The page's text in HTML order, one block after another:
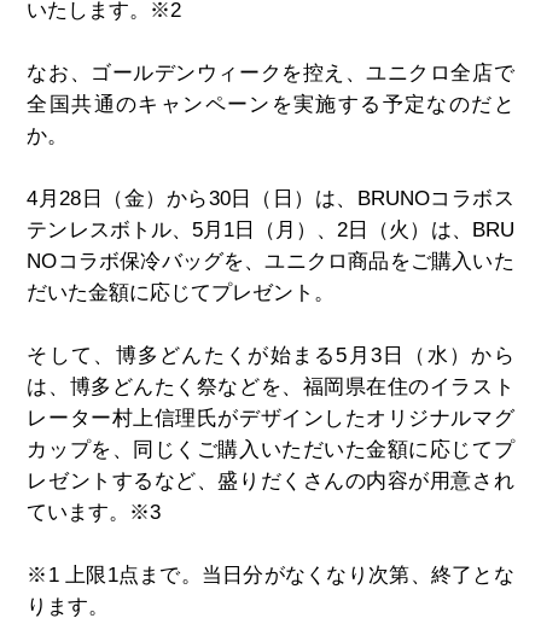
いたします。 ※2
なお、ゴールデンウィークを控え、ユニクロ全店で
全国共通のキャンペーンを実施する予定なのだと
か。
4 月28 日（金）から30日（日）は、 BRUNOコラボス
テンレスボトル、 5月 1日（月）、2 日（火）は、 BRU
NOコラボ保冷バッグを、ユニクロ商品をご購入いた
だいた金額に応じてプレゼント。
そして、博多どんたくが始まる 5 月 3日（水）から
は、博多どんたく祭などを、福岡県在住のイラスト
レーター村上信理氏がデザインしたオリジナルマグ
カップを、同じくご購入いただいた金額に応じてプ
レゼントするなど、盛りだくさんの内容が用意され
ています。 ※3
※ 1 上限 1点まで。当日分がなくなり次第、終了とな
ります。